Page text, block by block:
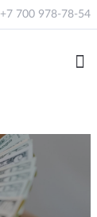
+7 700 978-78-54